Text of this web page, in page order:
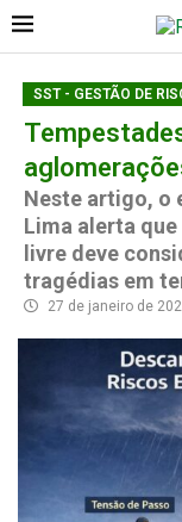
SST - GESTÃO DE
Neste artigo, o
Lima alerta
livre deve
tragédias em
27 de janeiro de